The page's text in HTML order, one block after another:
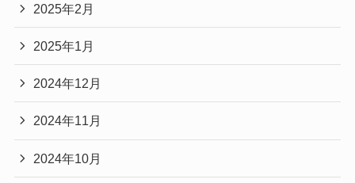
2025年2月
2025年1月
2024年12月
2024年11月
2024年10月